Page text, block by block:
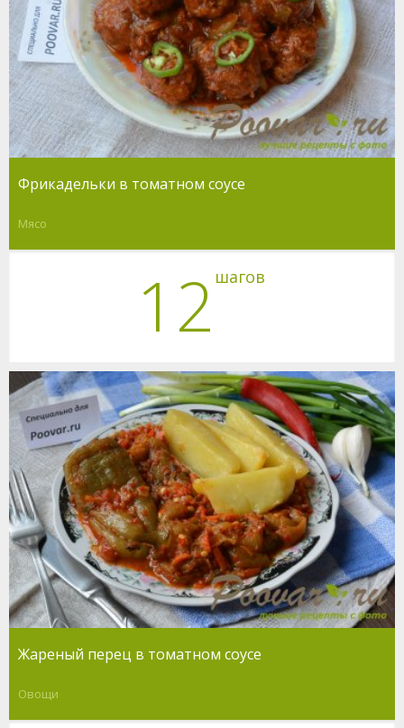
Фрикадельки в томатном соусе
Мясо
12 шагов
Жареный перец в томатном соусе
Овощи